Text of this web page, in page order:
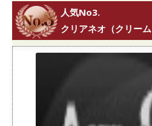
人気No3.
クリアネオ（クリーム